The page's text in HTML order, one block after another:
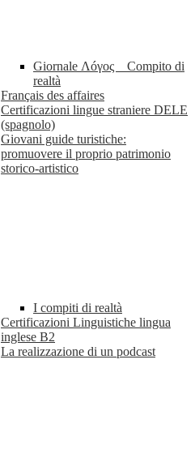
Giornale Λóγος _ Compito di
realtà
Français des affaires
Certificazioni lingue straniere DELE
(spagnolo)
Giovani guide turistiche:
promuovere il proprio patrimonio
storico-artistico
I compiti di realtà
Certificazioni Linguistiche lingua
inglese B2
La realizzazione di un podcast